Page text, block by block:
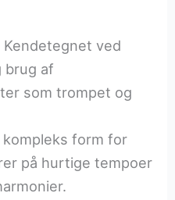
Kendetegnet ved
brug af
som trompet og
kompleks form for
på hurtige tempoer